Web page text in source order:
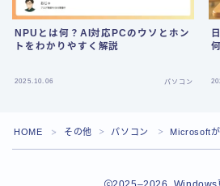
Follow Me
NPUとは何？AI対応PCのウソとホン
トをわかりやすく解説
2025.10.06 パソコン
HOME ＞ その他 ＞ パソコン ＞ Microsoft